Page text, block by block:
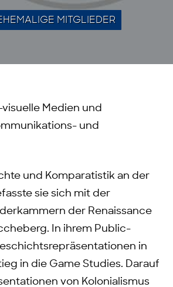
MITGLIEDER
Medien und
und
und Komparatistik an der
sie sich mit der
der Renaissance
In ihrem Public-
in
in die Game Studies. Darauf
von Kolonialismus